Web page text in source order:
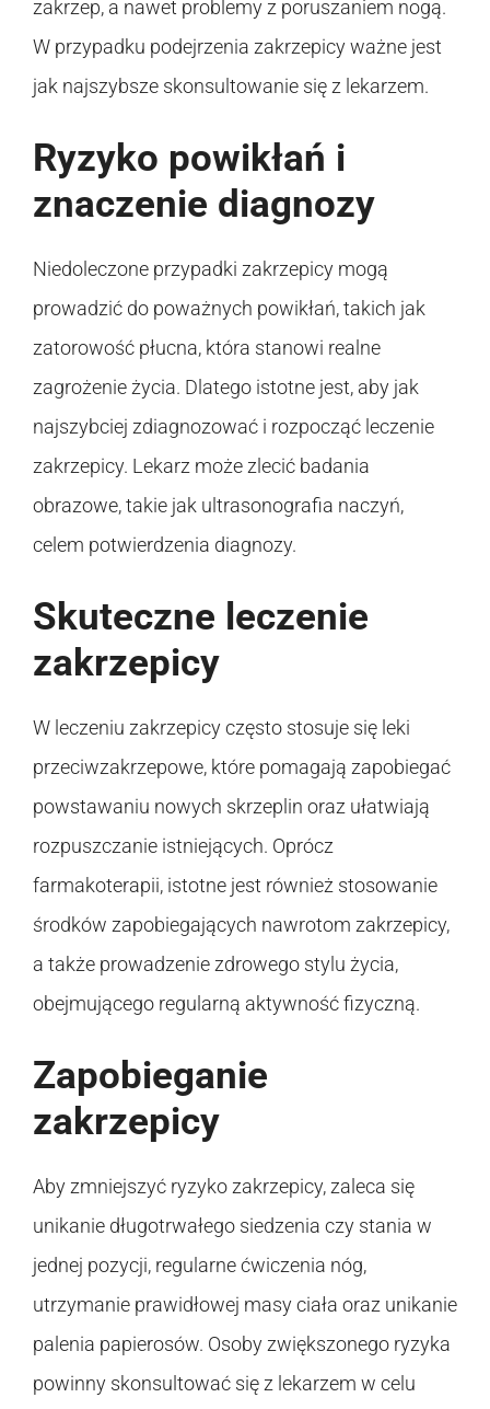
zakrzep, a nawet problemy z poruszaniem nogą.
W przypadku podejrzenia zakrzepicy ważne jest
jak najszybsze skonsultowanie się z lekarzem.
Ryzyko powikłań i
znaczenie diagnozy
Niedoleczone przypadki zakrzepicy mogą
prowadzić do poważnych powikłań, takich jak
zatorowość płucna, która stanowi realne
zagrożenie życia. Dlatego istotne jest, aby jak
najszybciej zdiagnozować i rozpocząć leczenie
zakrzepicy. Lekarz może zlecić badania
obrazowe, takie jak ultrasonografia naczyń,
celem potwierdzenia diagnozy.
Skuteczne leczenie
zakrzepicy
W leczeniu zakrzepicy często stosuje się leki
przeciwzakrzepowe, które pomagają zapobiegać
powstawaniu nowych skrzeplin oraz ułatwiają
rozpuszczanie istniejących. Oprócz
farmakoterapii, istotne jest również stosowanie
środków zapobiegających nawrotom zakrzepicy,
a także prowadzenie zdrowego stylu życia,
obejmującego regularną aktywność fizyczną.
Zapobieganie
zakrzepicy
Aby zmniejszyć ryzyko zakrzepicy, zaleca się
unikanie długotrwałego siedzenia czy stania w
jednej pozycji, regularne ćwiczenia nóg,
utrzymanie prawidłowej masy ciała oraz unikanie
palenia papierosów. Osoby zwiększonego ryzyka
powinny skonsultować się z lekarzem w celu